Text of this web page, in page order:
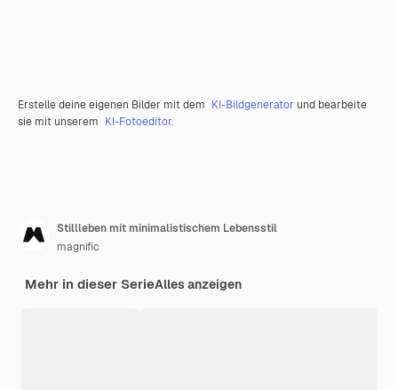
Erstelle deine eigenen Bilder mit dem KI-Bildgenerator und bearbeite
sie mit unserem KI-Fotoeditor.
Stillleben mit minimalistischem Lebensstil
magnific
Mehr in dieser SerieAlles anzeigen